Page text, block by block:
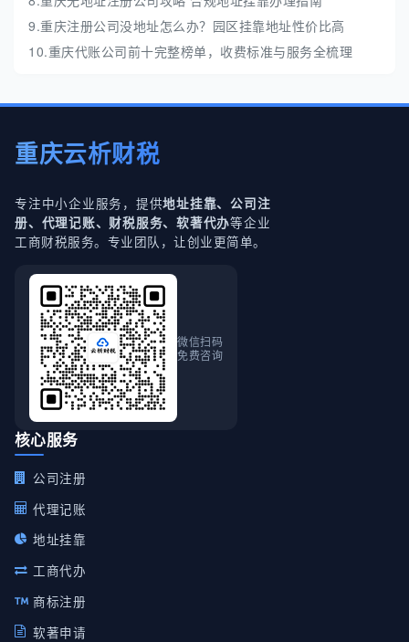
9.重庆注册公司没地址怎么办？园区挂靠地址性价比高
10.重庆代账公司前十完整榜单，收费标准与服务全梳理
重庆云析财税
专注中小企业服务，提供地址挂靠、公司注
册、代理记账、财税服务、软著代办等企业
工商财税服务。专业团队，让创业更简单。
微信扫码
免费咨询
核心服务
公司注册
代理记账
地址挂靠
工商代办
商标注册
软著申请